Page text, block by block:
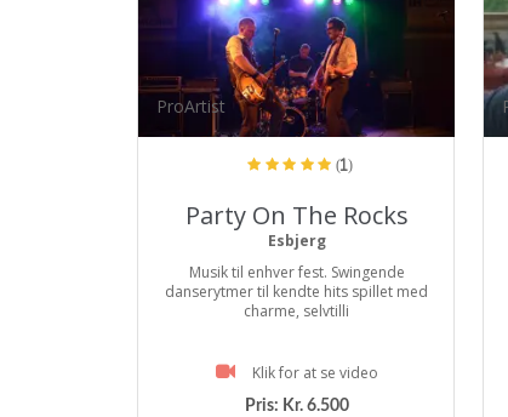
ProArtist
(1)
Party On The Rocks
Esbjerg
Musik til enhver fest. Swingende
danserytmer til kendte hits spillet med
charme, selvtilli
Klik for at se video
Pris: Kr. 6.500